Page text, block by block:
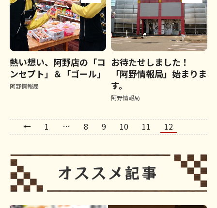
熱い想い、阿野店の「コ
ンセプト」＆「ゴール」
阿野情報局
お待たせしました！
「阿野情報局」始まりま
す。
阿野情報局
← 1 … 8 9 10 11 12